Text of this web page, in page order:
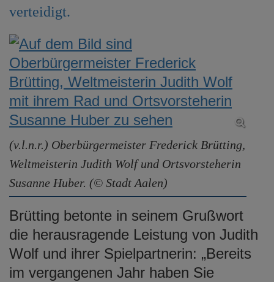
verteidigt.
(v.l.n.r.) Oberbürgermeister Frederick Brütting,
Weltmeisterin Judith Wolf und Ortsvorsteherin
Susanne Huber. (© Stadt Aalen)
Brütting betonte in seinem Grußwort
die herausragende Leistung von Judith
Wolf und ihrer Spielpartnerin: „Bereits
im vergangenen Jahr haben Sie